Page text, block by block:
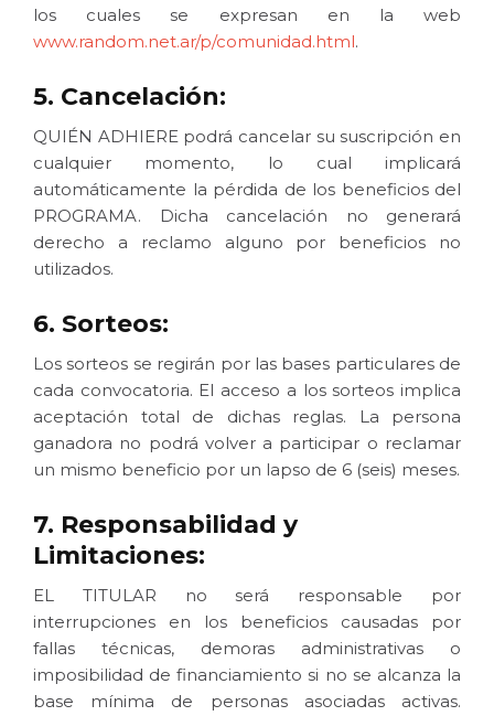
los cuales se expresan en la web
www.random.net.ar/p/comunidad.html.
5. Cancelación:
QUIÉN ADHIERE podrá cancelar su suscripción en
cualquier momento, lo cual implicará
automáticamente la pérdida de los beneficios del
PROGRAMA. Dicha cancelación no generará
derecho a reclamo alguno por beneficios no
utilizados.
6. Sorteos:
Los sorteos se regirán por las bases particulares de
cada convocatoria. El acceso a los sorteos implica
aceptación total de dichas reglas. La persona
ganadora no podrá volver a participar o reclamar
un mismo beneficio por un lapso de 6 (seis) meses.
7. Responsabilidad y
Limitaciones:
EL TITULAR no será responsable por
interrupciones en los beneficios causadas por
fallas técnicas, demoras administrativas o
imposibilidad de financiamiento si no se alcanza la
base mínima de personas asociadas activas.